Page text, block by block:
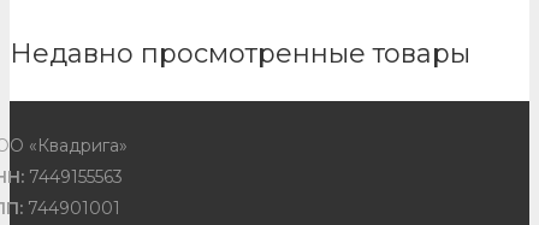
Недавно просмотренные товары
«Квадрига»
7449155563
744901001